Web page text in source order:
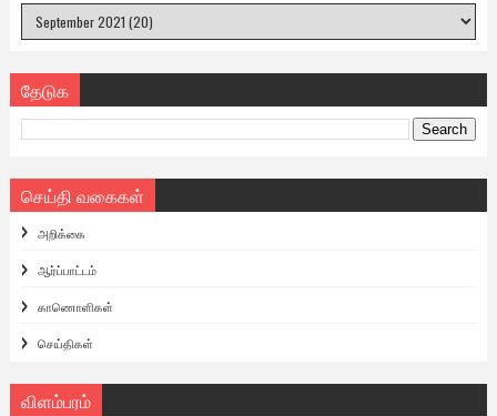
தேடுக
செய்தி வகைகள்
அறிக்கை
ஆர்ப்பாட்டம்
காணொளிகள்
செய்திகள்
விளம்பரம்